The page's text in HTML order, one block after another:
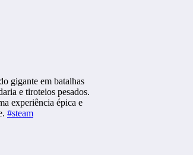
gigante em batalhas
e tiroteios pesados.
experiência épica e
#steam